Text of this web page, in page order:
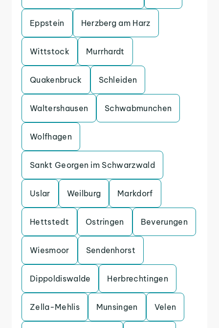
Eppstein Herzberg am Harz
Wittstock Murrhardt
Quakenbruck Schleiden
Waltershausen Schwabmunchen
Wolfhagen
Sankt Georgen im Schwarzwald
Uslar Weilburg Markdorf
Hettstedt Ostringen Beverungen
Wiesmoor Sendenhorst
Dippoldiswalde Herbrechtingen
Zella-Mehlis Munsingen Velen